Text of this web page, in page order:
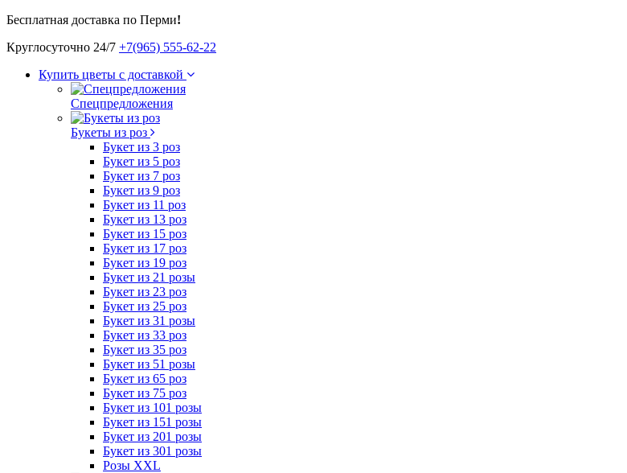
Бесплатная доставка по Перми!
Круглосуточно 24/7 +7(965) 555-62-22
Купить цветы с доставкой
Спецпредложения
Букеты из роз
Букет из 3 роз
Букет из 5 роз
Букет из 7 роз
Букет из 9 роз
Букет из 11 роз
Букет из 13 роз
Букет из 15 роз
Букет из 17 роз
Букет из 19 роз
Букет из 21 розы
Букет из 23 роз
Букет из 25 роз
Букет из 31 розы
Букет из 33 роз
Букет из 35 роз
Букет из 51 розы
Букет из 65 роз
Букет из 75 роз
Букет из 101 розы
Букет из 151 розы
Букет из 201 розы
Букет из 301 розы
Розы XXL